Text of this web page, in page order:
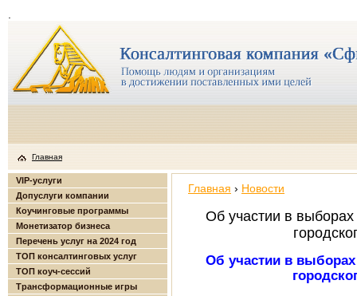
Главная
VIP-услуги
Допуслуги компании
Коучинговые программы
Монетизатор бизнеса
Перечень услуг на 2024 год
ТОП консалтинговых услуг
ТОП коуч-сессий
Трансформационные игры
Главная › Новости
Об участии в
Об участии в